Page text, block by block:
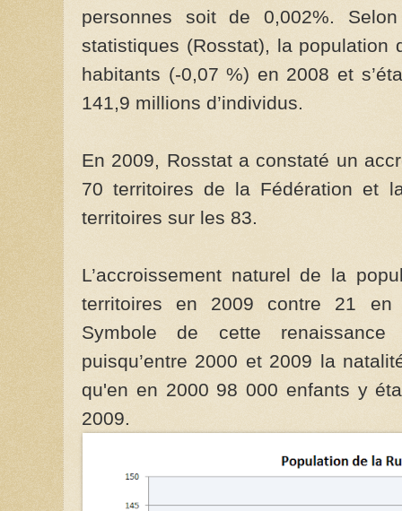
personnes soit de 0,002%.
statistiques (Rosstat), la
habitants (-0,07 %) en 2008 et
141,9 millions d’individus.
En 2009, Rosstat a constaté un
70 territoires de la Fédération et
territoires sur les 83.
L’accroissement naturel de la
territoires en 2009 contre 21 en
Symbole de cette
puisqu’entre 2000 et 2009 la
qu'en en 2000 98 000 enfants y
2009.